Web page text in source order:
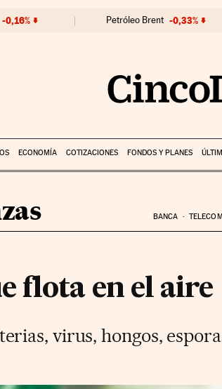
-0,16% Petróleo Brent -0,33%
ECONOMÍA COTIZACIONES FONDOS Y PLANES
BANCA
flota en el aire
virus, hongos,